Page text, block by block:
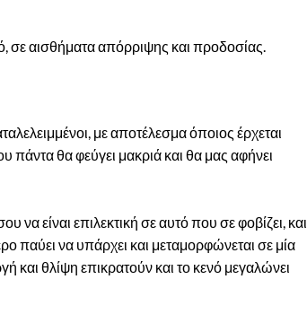
σε αισθήματα απόρριψης και προδοσίας.
με αποτέλεσμα όποιος έρχεται
πάντα θα φεύγει μακριά και θα μας αφήνει
είναι επιλεκτική σε αυτό που σε φοβίζει, και
παύει να υπάρχει και μεταμορφώνεται σε μία
και θλίψη επικρατούν και το κενό μεγαλώνει